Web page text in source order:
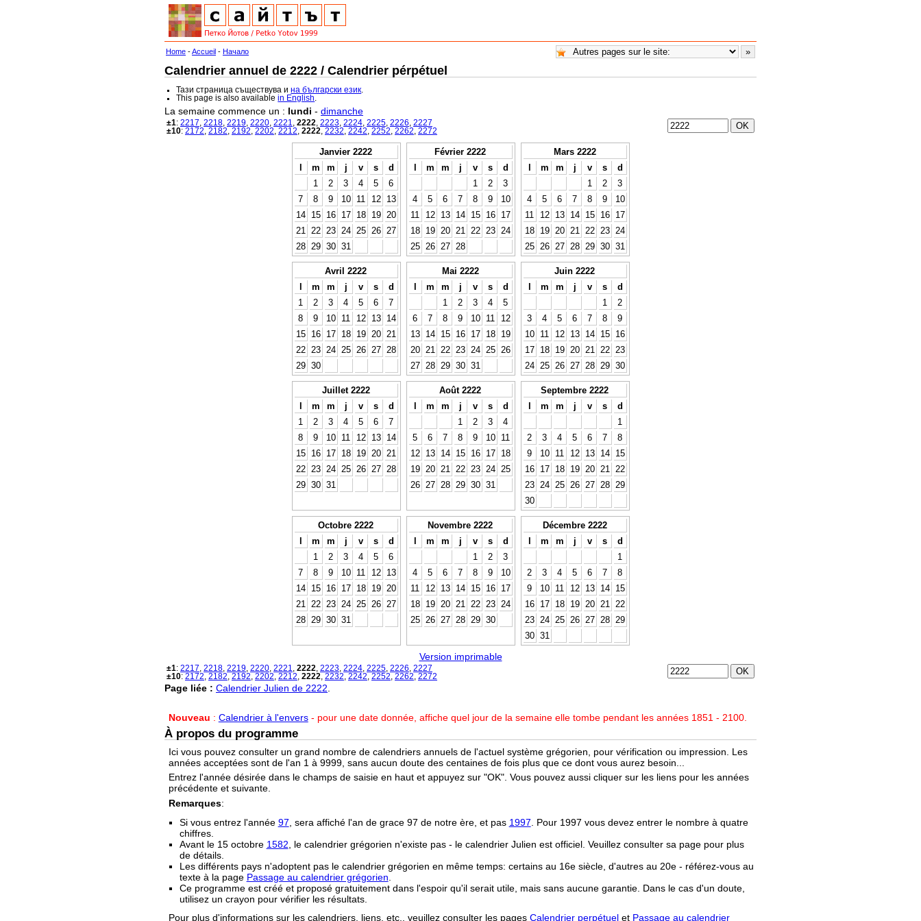
Home -Accueil - Начало
Calendrier annuel de 2222 / Calendrier pérpétuel
Тази страница съществува ина български език
This page is also availablein English
La semaine commence un : lundi - dimanche
±1: 2217 2218 2219 2220 2221 2222 2223 2224 2225 2226 2227
±10: 2172 2182 2192 2202 2212 2222 2232 2242 2252 2262 2272
Janvier 2222
l
m m j v s
d
1
2 3 4 5
6
7
8 9 10 11 12
13
14
15 16 17 18 19
20
21
22 23 24 25 26
27
28
29 30 31
Février 2222
l
m m j v s
d
1
2
3
4
5 6 7 8 9
10
11
12 13 14 15 16
17
18
19 20 21 22 23
24
25
26 27 28
Mars 2222
l
m m j v s
d
1
2
3
4
5 6 7 8 9
10
11
12 13 14 15 16
17
18
19 20 21 22 23
24
25
26 27 28 29 30 31
Avril 2222
l
m m j v s
d
1
2 3 4 5 6
7
8
9 10 11 12 13
14
15
16 17 18 19 20
21
22
23 24 25 26 27
28
29 30
Mai 2222
l
m m j v s
d
1
2 3 4
5
6
7 8 9 10 11
12
13
14 15 16 17 18
19
20
21 22 23 24 25
26
27
28 29 30 31
Juin 2222
l
m m j v s
d
1
2
3
4 5 6 7 8
9
10
11 12 13 14 15
16
17
18 19 20 21 22
23
24
25 26 27 28 29 30
Juillet 2222
l
m m j v s
d
1
2 3 4 5 6
7
8
9 10 11 12 13
14
15
16 17 18 19 20
21
22
23 24 25 26 27
28
29 30 31
Août 2222
l
m m j v s
d
1
2 3
4
5
6 7 8 9 10
11
12
13 14 15 16 17
18
19
20 21 22 23 24
25
26
27 28 29 30 31
Septembre 2222
l
m m j v s
d
1
2
3 4 5 6 7
8
9
10 11 12 13 14
15
16
17 18 19 20 21
22
23
24 25 26 27 28
29
30
Octobre 2222
l
m m j v s
d
1
2 3 4 5
6
7
8 9 10 11 12
13
14
15 16 17 18 19
20
21
22 23 24 25 26
27
28
29 30 31
Novembre 2222
l
m m j v s
d
1
2
3
4
5 6 7 8 9
10
11
12 13 14 15 16
17
18
19 20 21 22 23
24
25
26 27 28 29 30
Décembre 2222
l
m m j v s
d
1
2
3 4 5 6 7
8
9
10 11 12 13 14
15
16
17 18 19 20 21
22
23
24 25 26 27 28
29
30 31
Version imprimable
±1: 2217 2218 2219 2220 2221 2222 2223 2224 2225 2226 2227
±10: 2172 2182 2192 2202 2212 2222 2232 2242 2252 2262 2272
Page liée : Calendrier Julien de 2222
Nouveau : Calendrier à l'envers- pour une date donnée, affiche quel jour de la semaine elle tombe pendant les années 1851 - 2100.
À propos du programme
Ici vous pouvez consulter un grand nombre de calendriers annuels de l'actuel système grégorien, pour vérification ou impression. Les
années acceptées sont de l'an 1 à 9999, sans aucun doute des centaines de fois plus que ce dont vous aurez besoin...
Entrez l'année désirée dans le champs de saisie en haut et appuyez sur "OK". Vous pouvez aussi cliquer sur les liens pour les années
précédente et suivante.
Remarques:
Si vous entrez l'année 97 , sera affiché l'an de grace 97 de notre ère, et pas 1997 . Pour 1997 vous devez entrer le nombre à quatre
chiffres.
Avant le 15 octobre 1582 , le calendrier grégorien n'existe pas - le calendrier Julien est officiel. Veuillez consulter sa page pour plus
de détails.
Les différents pays n'adoptent pas le calendrier grégorien en même temps: certains au 16e siècle, d'autres au 20e - référez-vous au
texte à la page Passage au calendrier grégorien
Ce programme est créé et proposé gratuitement dans l'espoir qu'il serait utile, mais sans aucune garantie. Dans le cas d'un doute,
utilisez un crayon pour vérifier les résultats.
Pour plus d'informations sur les calendriers, liens, etc., veuillez consulter les pages Calendrier perpétuelet Passage au calendrier